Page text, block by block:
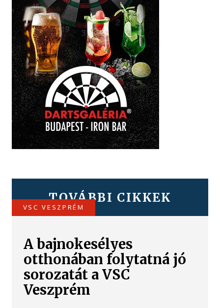
TOVÁBBI CIKKEK
VSC VESZPRÉM
A bajnokesélyes
otthonában folytatná jó
sorozatát a VSC
Veszprém